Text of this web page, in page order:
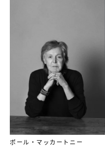
ポール・マッカートニー